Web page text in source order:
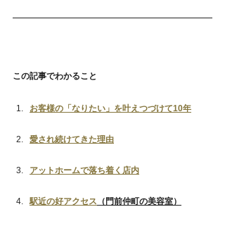
この記事でわかること
お客様の「なりたい」を叶えつづけて10年
愛され続けてきた理由
アットホームで落ち着く店内
駅近の好アクセス （門前仲町の美容室）